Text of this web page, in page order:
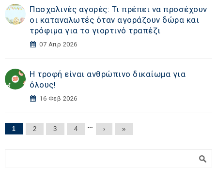
Πασχαλινές αγορές: Τι πρέπει να προσέχουν
οι καταναλωτές όταν αγοράζουν δώρα και
τρόφιμα για το γιορτινό τραπέζι
07 Απρ 2026
Η τροφή είναι ανθρώπινο δικαίωμα για
όλους!
16 Φεβ 2026
Σελίδες
1 2 3 4 … › »